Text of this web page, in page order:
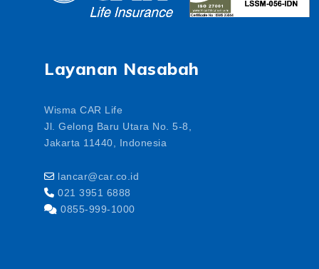
Layanan Nasabah
Wisma CAR Life
Jl. Gelong Baru Utara No. 5-8,
Jakarta 11440, Indonesia
lancar@car.co.id
021 3951 6888
0855-999-1000